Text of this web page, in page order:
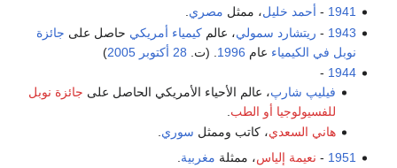
1941
- أحمد خليل، ممثل مصري
1943
- ريتشارد سمولي، عالمكيمياء أمريكي حاصل على جائزة
نوبل في الكيمياء عام 1996 . (ت. 28 أكتوبر 2005
)
1944
-
فيليپ شارپ، عالم الأحياء الأمريكي الحاصل على جائزة نوبل
للفسيولوجيا أو الطب
هاني السعدي، كاتب وممثل سوري.
1951
- نعيمة إلياس، ممثلة مغربية.